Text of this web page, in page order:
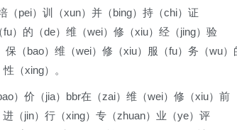
（pei）训（xun）并（bing）持（chi）证
）的（de）维（wei）修（xiu）经（jing）验
保（bao）维（wei）修（xiu）服（fu）务（wu）
（xing）。
）价（jia）bbr在（zai）维（wei）修（xiu）前
（jin）行（xing）专（zhuan）业（ye）评